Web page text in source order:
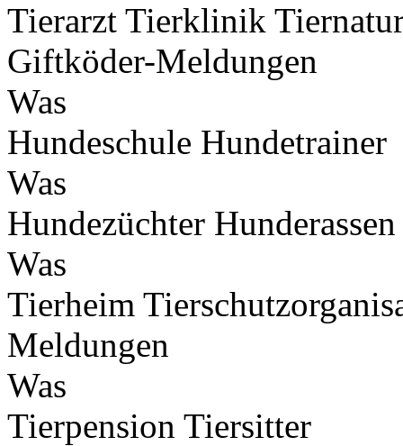
Tierarzt Tierklinik
Giftköder-Meldungen
Was
Hundeschule Hundetrainer
Was
Hundezüchter Hunderassen
Was
Tierheim
Meldungen
Was
Tierpension Tiersitter